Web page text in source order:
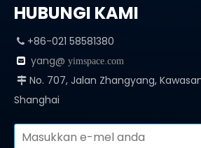
HUBUNGI KAMI
 +86-021 58581380
 yang@ yimspace.com
 No. 707, Jalan Zhangyang,
Shanghai